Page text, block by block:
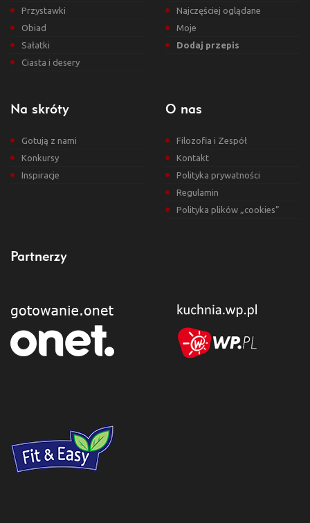
Przystawki
Obiad
Sałatki
Ciasta i desery
Najczęściej oglądane
Moje
Dodaj przepis
Na skróty
Gotują z nami
Konkursy
Inspiracje
O nas
Filozofia i Zespół
Kontakt
Polityka prywatności
Regulamin
Polityka plików „cookies”
Partnerzy